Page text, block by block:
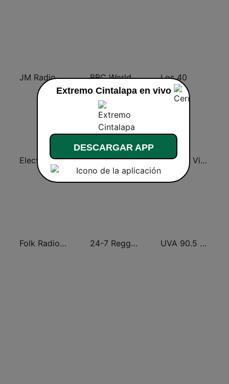
JM Radio Norteño Banda BBC World Service Los 40
Electronica Radio FM Los 40 Monterrey Chillout Vibes
Folk Radio Kneginec 24-7 Reggae UVA 90.5 FM
Extremo Cintalapa en vivo
DESCARGAR APP